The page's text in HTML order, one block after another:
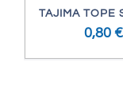
TAJIMA TOPE
0,80 €